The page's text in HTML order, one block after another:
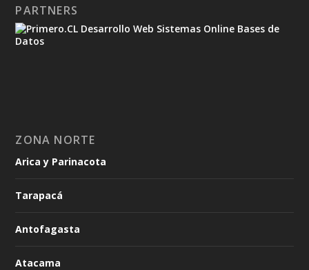
PARTNERS
ZONA NORTE
Arica y Parinacota
Tarapacá
Antofagasta
Atacama